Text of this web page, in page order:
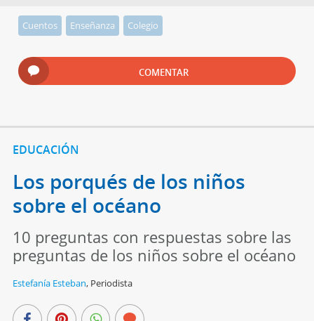
Cuentos Enseñanza Colegio
COMENTAR
EDUCACIÓN
Los porqués de los niños
sobre el océano
10 preguntas con respuestas sobre las
preguntas de los niños sobre el océano
Estefanía Esteban, Periodista